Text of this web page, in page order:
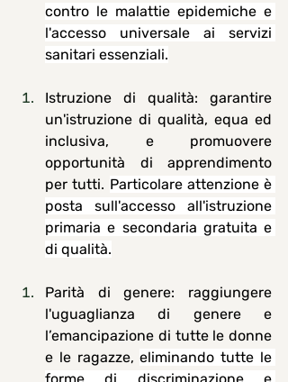
contro le malattie epidemiche e
l'accesso universale ai servizi
sanitari essenziali.
Istruzione di qualità: garantire
un'istruzione di qualità, equa ed
inclusiva, e promuovere
opportunità di apprendimento
per tutti. Particolare attenzione è
posta sull'accesso all'istruzione
primaria e secondaria gratuita e
di qualità.
Parità di genere: raggiungere
l'uguaglianza di genere e
l’emancipazione di tutte le donne
e le ragazze, eliminando tutte le